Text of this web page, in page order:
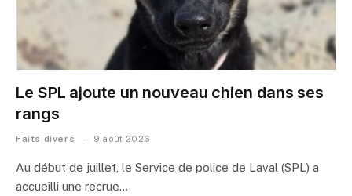
Le SPL ajoute un nouveau chien dans ses
rangs
Faits divers 9 août 2026
Au début de juillet, le Service de police de Laval (SPL) a
accueilli une recrue…